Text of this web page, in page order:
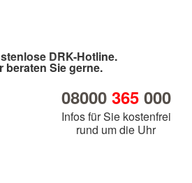
DRK-Hotline.
beraten Sie gerne.
08000 365000
Infos für Sie kostenfrei
rund um die Uhr